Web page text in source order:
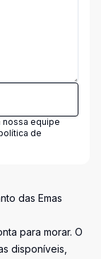
nossa equipe
de
das Emas
para morar. O
disponíveis,